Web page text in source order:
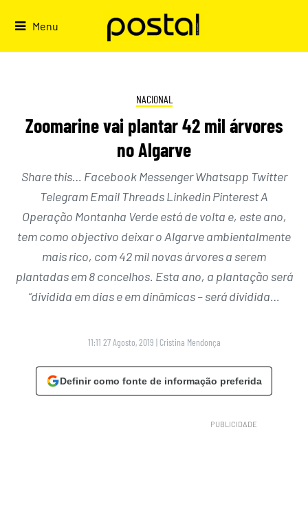
Menu
NACIONAL
Zoomarine vai plantar 42 mil árvores
no Algarve
Share this… Facebook Messenger Whatsapp Twitter
Telegram Email Threads Linkedin Pinterest A
Operação Montanha Verde está de volta e, este ano,
tem como objectivo deixar o Algarve ambientalmente
mais rico, com 42 mil novas árvores a serem
plantadas em 8 concelhos. Esta ano, a plantação será
“dividida em dias e em dinâmicas – será dividida…
11:11 27 Agosto, 2019 | Cristina Mendonça
Definir como fonte de informação preferida